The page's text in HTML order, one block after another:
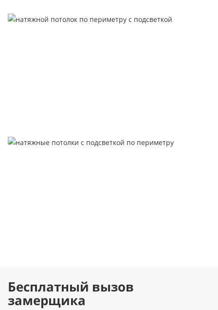
Бесплатный вызов
замерщика